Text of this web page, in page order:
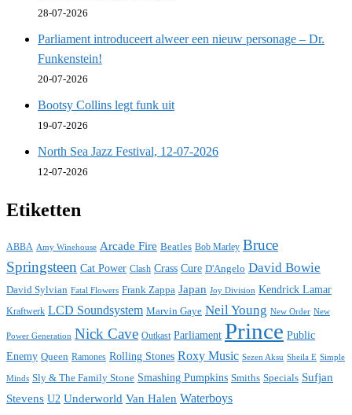
28-07-2026
Parliament introduceert alweer een nieuw personage – Dr.
Funkenstein!
20-07-2026
Bootsy Collins legt funk uit
19-07-2026
North Sea Jazz Festival, 12-07-2026
12-07-2026
Etiketten
ABBA Amy Winehouse Arcade Fire Beatles Bob Marley Bruce
Springsteen Cat Power Clash Crass Cure D'Angelo David Bowie
David Sylvian Fatal Flowers Frank Zappa Japan Joy Division Kendrick Lamar
Kraftwerk LCD Soundsystem Marvin Gaye Neil Young New Order New
Power Generation Nick Cave Outkast Parliament Prince Public
Enemy Queen Ramones Rolling Stones Roxy Music Sezen Aksu Sheila E Simple
Minds Sly & The Family Stone Smashing Pumpkins Smiths Specials Sufjan
Stevens U2 Underworld Van Halen Waterboys